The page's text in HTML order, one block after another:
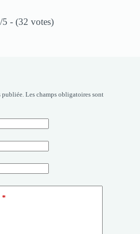
5 - (32 votes)
publiée. Les champs obligatoires sont
*